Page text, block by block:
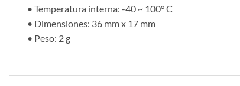
• Temperatura interna: -40 ~ 100° C
• Dimensiones: 36 mm x 17 mm
• Peso: 2 g